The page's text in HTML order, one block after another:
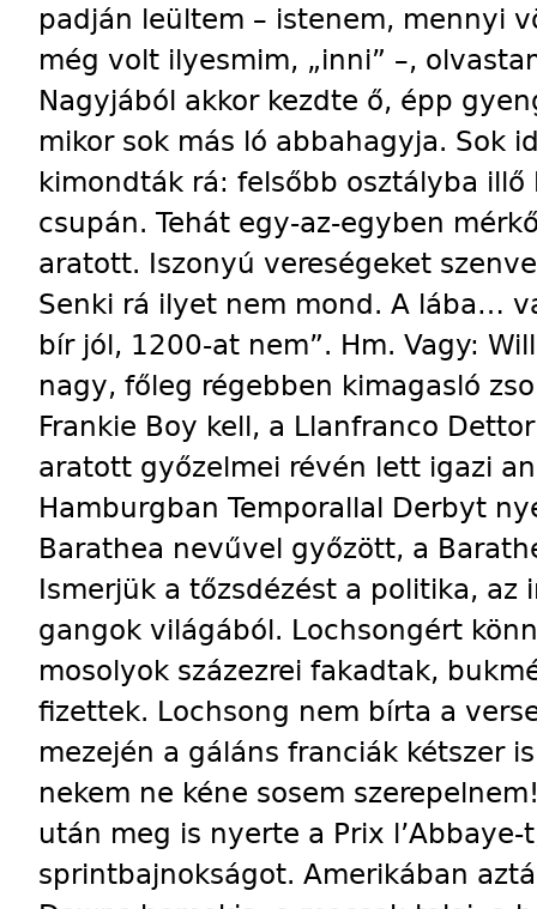
padján leültem – istenem, mennyi
még volt ilyesmim, „inni” –,
Nagyjából akkor kezdte ő, épp
mikor sok más ló abbahagyja. Sok
kimondták rá: felsőbb osztályba illő
csupán. Tehát egy-az-egyben
aratott. Iszonyú vereségeket
Senki rá ilyet nem mond. A lába…
bír jól, 1200-at nem”. Hm. Vagy:
nagy, főleg régebben kimagasló
Frankie Boy kell, a Llanfranco
aratott győzelmei révén lett igazi
Hamburgban Temporallal Derbyt
Barathea nevűvel győzött, a
Ismerjük a tőzsdézést a politika, az
gangok világából. Lochsongért
mosolyok százezrei fakadtak,
fizettek. Lochsong nem bírta a
mezején a gáláns franciák kétszer
nekem ne kéne sosem
után meg is nyerte a Prix l’Abbaye-
sprintbajnokságot. Amerikában